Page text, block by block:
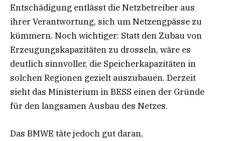
Entschädigung entlässt die Netzbetreiber aus
ihrer Verantwortung, sich um Netzengpässe zu
kümmern. Noch wichtiger: Statt den Zubau von
Erzeugungskapazitäten zu drosseln, wäre es
deutlich sinnvoller, die Speicherkapazitäten in
solchen Regionen gezielt auszubauen. Derzeit
sieht das Ministerium in BESS einen der Gründe
für den langsamen Ausbau des Netzes.
Das BMWE täte jedoch gut daran,